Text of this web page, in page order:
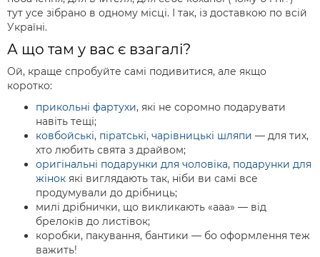
тут усе зібрано в одному місці. І так, із доставкою по всій
Україні.
А що там у вас є взагалі?
Ой, краще спробуйте самі подивитися, але якщо
коротко:
прикольні фартухи, які не соромно подарувати
навіть тещі;
ковбойські, піратські, чарівницькі шляпи — для тих,
хто любить свята з драйвом;
оригінальні подарунки для чоловіка, подарунки для
жінок які виглядають так, ніби ви самі все
продумували до дрібниць;
милі дрібнички, що викликають «ааа» — від
брелоків до листівок;
коробки, пакування, бантики — бо оформлення теж
важить!